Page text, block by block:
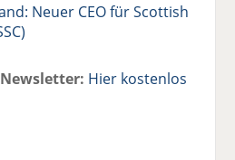
Neuer CEO für Scottish
Hier kostenlos